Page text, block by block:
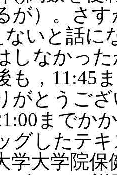
が）。さ
ないと話に
しなかっ
も，11:45
がとうご
までか
グしたテ
学大学院